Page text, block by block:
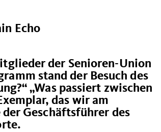
Echo
der Senioren-Union
stand der Besuch des
„Was passiert zwischen
das wir am
Geschäftsführer des